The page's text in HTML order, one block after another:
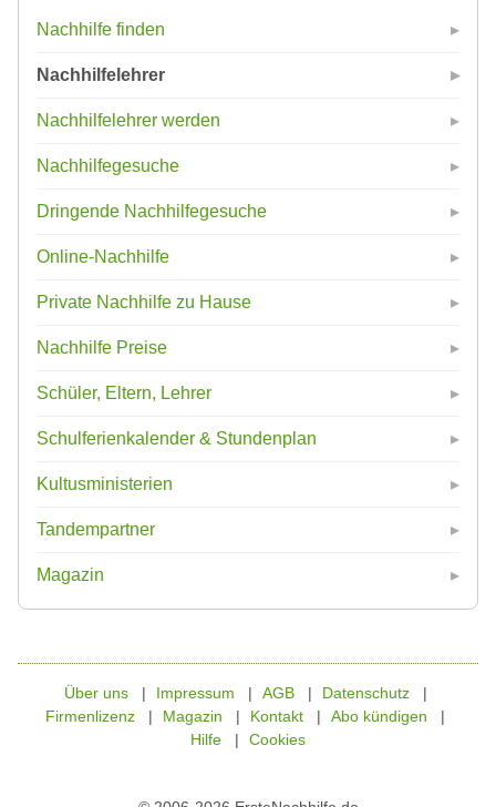
Nachhilfe finden
Nachhilfelehrer
Nachhilfelehrer werden
Nachhilfegesuche
Dringende Nachhilfegesuche
Online-Nachhilfe
Private Nachhilfe zu Hause
Nachhilfe Preise
Schüler, Eltern, Lehrer
Schulferienkalender & Stundenplan
Kultusministerien
Tandempartner
Magazin
Über uns Impressum AGB
Datenschutz
Firmenlizenz
Magazin Kontakt
Abo kündigen
Hilfe
Cookies